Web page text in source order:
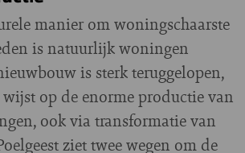
manier om woningschaarste
is natuurlijk woningen
is sterk teruggelopen,
op de enorme productie van
ook via transformatie van
ziet twee wegen om de